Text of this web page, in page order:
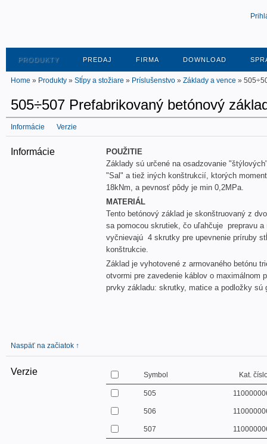
PRODUKTY PREDAJ FIRMA DOWNLOAD
Home » Produkty » Stĺpy a stožiare » Príslušenstvo » Základy a vence »
505÷507 Prefabrikovaný betónový
Informácie Verzie
Informácie
POUŽITIE
Základy sú určené na osadzovanie
"Sal" a tiež iných konštrukcií, ktorých
18kNm, a pevnosť pôdy je min 0,2MPa.
MATERIÁL
Tento betónový základ je skonštruovaný z
sa pomocou skrutiek, čo uľahčuje prepravu a
vyčnievajú 4 skrutky pre upevnenie príruby
konštrukcie.
Základ je vyhotovené z armovaného betónu
otvormi pre zavedenie káblov o maximálnom
prvky základu: skrutky, matice a podložky sú
Naspäť na začiatok ↑
Verzie Symbol Kat.
505
506
507